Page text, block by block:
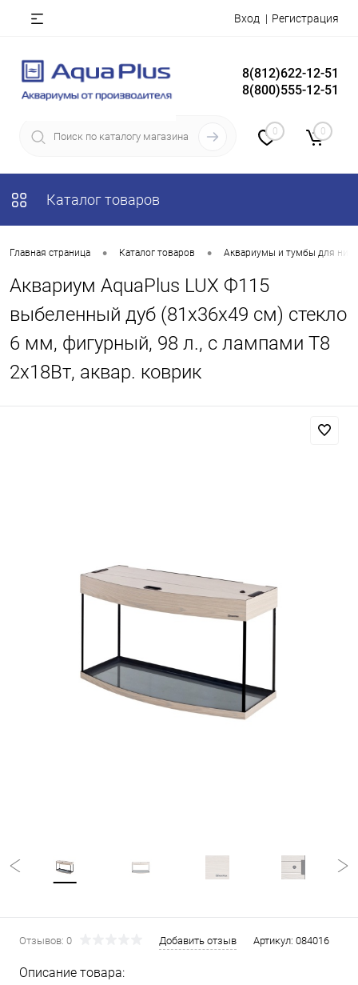
Вход Регистрация
8(812)622-12-51
8(800)555-12-51
0 0
Каталог товаров
Главная страница • Каталог товаров • Аквариумы и тумбы для них
Аквариум AquaPlus LUX Ф115
выбеленный дуб (81х36х49 см) стекло
6 мм, фигурный, 98 л., с лампами Т8
2х18Вт, аквар. коврик
Отзывов: 0 Добавить отзыв Артикул: 084016
Описание товара: